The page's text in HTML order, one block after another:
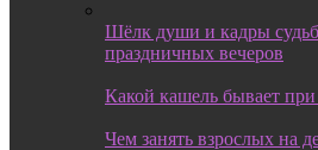
Шёлк души и кадры
праздничных вечеров
Какой кашель бывает
Чем занять взрослых на